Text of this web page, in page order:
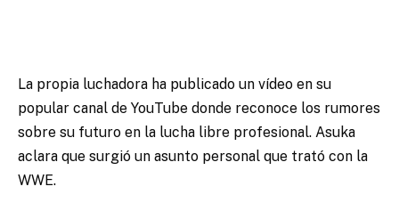
La propia luchadora ha publicado un vídeo en su
popular canal de YouTube donde reconoce los rumores
sobre su futuro en la lucha libre profesional. Asuka
aclara que surgió un asunto personal que trató con la
WWE.